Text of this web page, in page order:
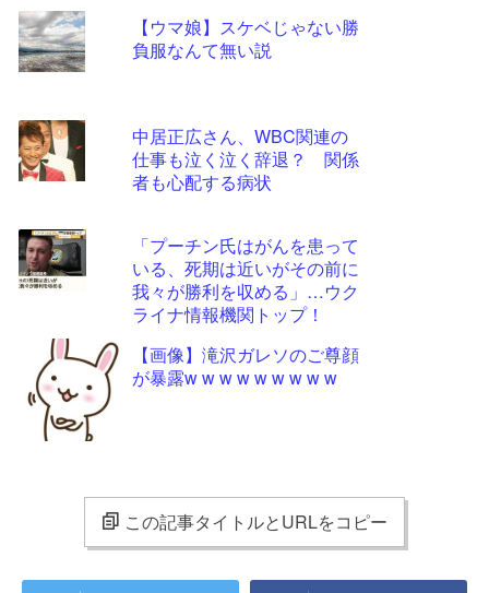
【ウマ娘】スケベじゃない勝
負服なんて無い説
中居正広さん、WBC関連の
仕事も泣く泣く辞退？ 関係
者も心配する病状
「プーチン氏はがんを患って
いる、死期は近いがその前に
我々が勝利を収める」…ウク
ライナ情報機関トップ！
【画像】滝沢ガレソのご尊顔
が暴露w w w w w w w w w
この記事タイトルとURLをコピー